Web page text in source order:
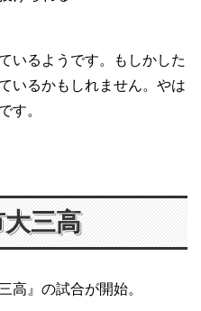
いるようです。もしかした
いるかもしれません。やは
す。
三高
高』の試合が開始。